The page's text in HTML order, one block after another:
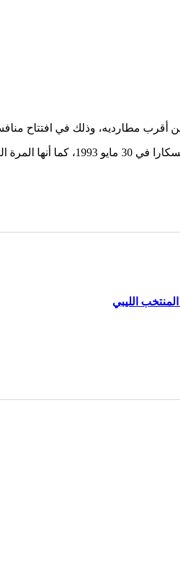
وهي المرة الأولى التي تتلقى بها
الليبي